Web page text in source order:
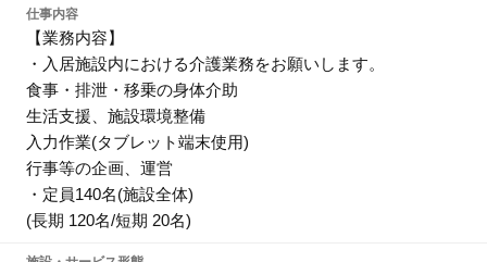
仕事内容
【業務内容】
・入居施設内における介護業務をお願いします。
食事・排泄・移乗の身体介助
生活支援、施設環境整備
入力作業(タブレット端末使用)
行事等の企画、運営
・定員140名(施設全体)
(長期 120名/短期 20名)